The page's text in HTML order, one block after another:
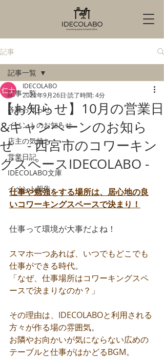
記事
記事一覧
各種お知らせ
イベントのお知らせ
店主の気持ち
営業日記
IDECOLABO文庫
イベント報告
記事一覧
【お知らせ】10月の営業日
&キャンペーンのお知ら
せ - 西宮市のコワーキン
グスペースIDECOLABO -
IDECOLABO
2022年9月26日 読了時間: 4分
仕事や勉強をする場所は、居心地の良
いコワーキングスペースで決まり！
仕事って環境が大事だよね！
スマホ一つあれば、いつでもどこでも
仕事ができる時代。
「なぜ、仕事場所はコワーキングスペ
ースで決まりなのか？」
その理由は、IDECOLABOと利用される
方々が作る場の雰囲気。
お隣やお向かいが気にならない広めの
テーブルと仕事がはかどるBGM。